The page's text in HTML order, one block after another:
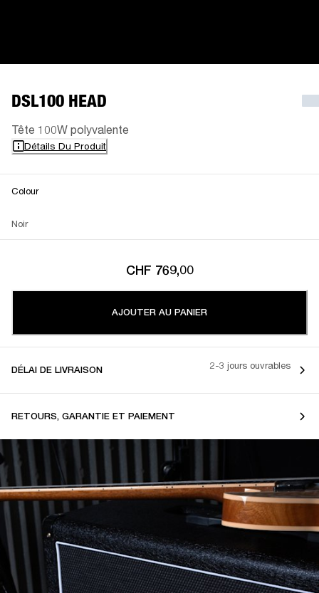
DSL100 HEAD
Tête 100W polyvalente
Détails Du Produit
Colour
Noir
CHF 769,00
AJOUTER AU PANIER
DÉLAI DE LIVRAISON 2-3 jours ouvrables
RETOURS, GARANTIE ET PAIEMENT